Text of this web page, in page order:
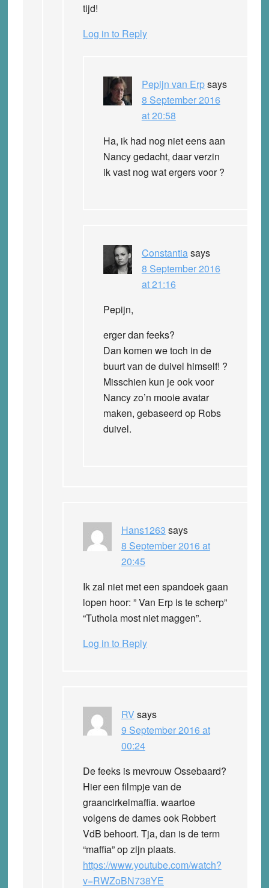
tijd!
Log in to Reply
Pepijn van Erpsays
8 September 2016
at 20:58
Ha, ik had nog niet eens aan
Nancy gedacht, daar verzin
ik vast nog wat ergers voor ?
Constantiasays
8 September 2016
at 21:16
Pepijn,
erger dan feeks?
Dan komen we toch in de
buurt van de duivel himself! ?
Misschien kun je ook voor
Nancy zo’n mooie avatar
maken, gebaseerd op Robs
duivel.
Hans1263 says
8 September 2016 at
20:45
Ik zal niet met een spandoek gaan
lopen hoor: ” Van Erp is te scherp”
“Tuthola most niet maggen”.
Log in to Reply
RV says
9 September 2016 at
00:24
De feeks is mevrouw Ossebaard?
Hier een filmpje van de
graancirkelmaffia. waartoe
volgens de dames ook Robbert
VdB behoort. Tja, dan is de term
“maffia” op zijn plaats.
https://www.youtube.com/watch?
v=RWZoBN738YE